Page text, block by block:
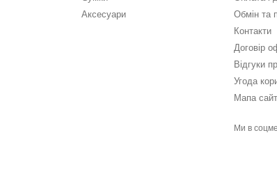
Аксесуари
Обмін та
Контакти
Договір
Відгуки
Угода
Мапа
Ми в